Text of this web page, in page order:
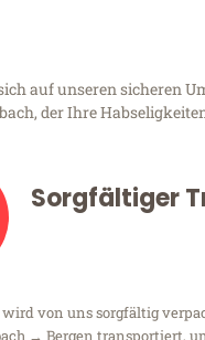
auf unseren sicheren
der Ihre
Sorgfältiger
von uns sorgfältig